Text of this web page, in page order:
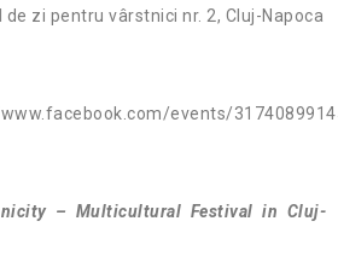
zi pentru vârstnici nr. 2, Cluj-Napoca
events/
– Multicultural Festival in Cluj-